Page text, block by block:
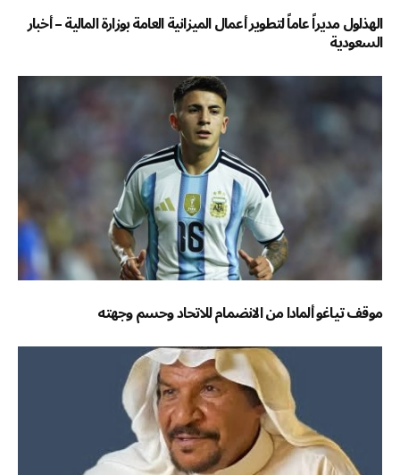
الهذلول مديراً عاماً لتطوير أعمال الميزانية العامة بوزارة المالية – أخبار
السعودية
موقف تياغو ألمادا من الانضمام للاتحاد وحسم وجهته